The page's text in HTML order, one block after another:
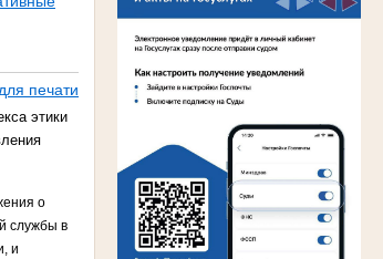
печати
этики
о
службы в
и